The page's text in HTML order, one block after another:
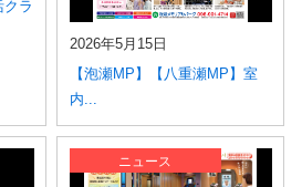
るメモリアルパーク
モリアルパーク
クラ
2026年5月15日
【泡瀬MP】【八重瀬MP】室
内...
ニュース